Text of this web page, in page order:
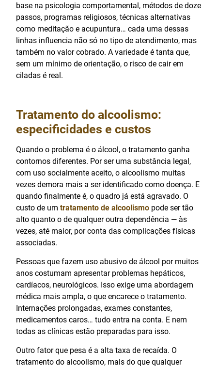
base na psicologia comportamental, métodos de doze
passos, programas religiosos, técnicas alternativas
como meditação e acupuntura… cada uma dessas
linhas influencia não só no tipo de atendimento, mas
também no valor cobrado. A variedade é tanta que,
sem um mínimo de orientação, o risco de cair em
ciladas é real.
Tratamento do alcoolismo:
especificidades e custos
Quando o problema é o álcool, o tratamento ganha
contornos diferentes. Por ser uma substância legal,
com uso socialmente aceito, o alcoolismo muitas
vezes demora mais a ser identificado como doença. E
quando finalmente é, o quadro já está agravado. O
custo de um tratamento de alcoolismo pode ser tão
alto quanto o de qualquer outra dependência — às
vezes, até maior, por conta das complicações físicas
associadas.
Pessoas que fazem uso abusivo de álcool por muitos
anos costumam apresentar problemas hepáticos,
cardíacos, neurológicos. Isso exige uma abordagem
médica mais ampla, o que encarece o tratamento.
Internações prolongadas, exames constantes,
medicamentos caros… tudo entra na conta. E nem
todas as clínicas estão preparadas para isso.
Outro fator que pesa é a alta taxa de recaída. O
tratamento do alcoolismo, mais do que qualquer